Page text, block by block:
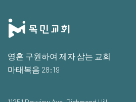
영혼 구원하여 제자 삼는 교회
마태복음 28:19